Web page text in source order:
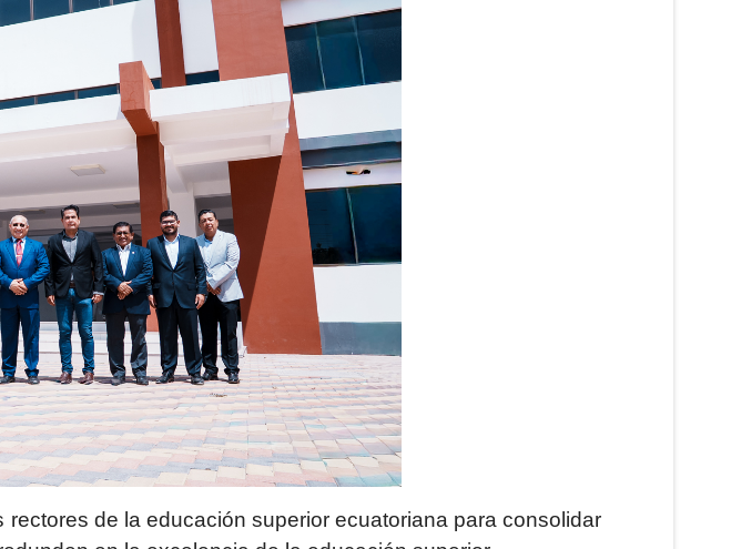
de la educación superior ecuatoriana para consolidar